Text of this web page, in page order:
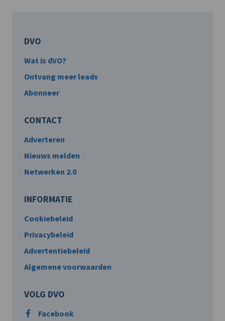
DVO
Wat is dVO?
Ontvang meer leads
Abonneer
CONTACT
Adverteren
Nieuws melden
Netwerken 2.0
INFORMATIE
Cookiebeleid
Privacybeleid
Advertentiebeleid
Algemene voorwaarden
VOLG DVO
Facebook